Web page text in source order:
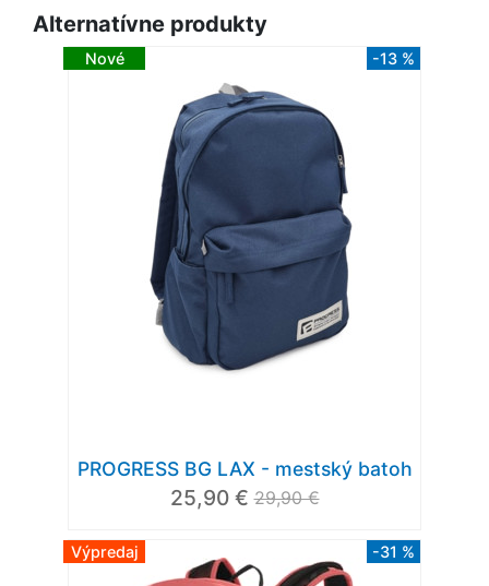
Alternatívne produkty
Nové -13 %
PROGRESS BG LAX - mestský batoh
25,90 € 29,90 €
Výpredaj -31 %